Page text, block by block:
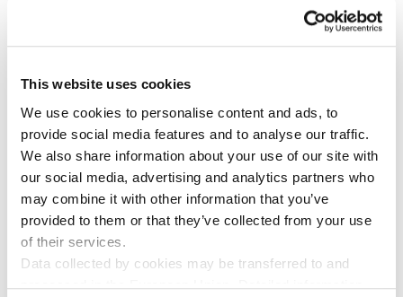
This website uses cookies
We use cookies to personalise content and ads, to
provide social media features and to analyse our traffic.
We also share information about your use of our site with
our social media, advertising and analytics partners who
may combine it with other information that you’ve
provided to them or that they’ve collected from your use
of their services.
Data collected by cookies may be transferred to and
processed in the European Union. Detailed information
予期しないメールが届いたときには、添付ファ
イルを開く前に、そのメッセージに怪しいとこ
確認するのも1つの手です。
緊急時に備え、重要なデータは常にバックアッ
プを取る。確実に保存および復元できること
を、テストして確認しておきましょう。
コンピューターにランサムウェアが入り込まな
いように、十分な機能を備えた
セキュリティ製
品 を使用する。